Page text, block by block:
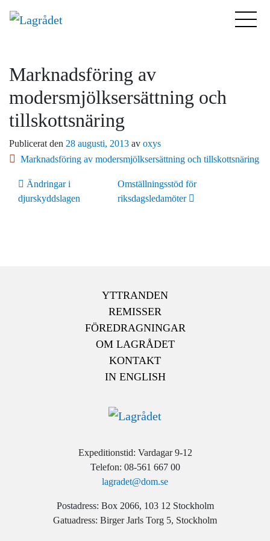
Marknadsföring av
modersmjölksersättning och
tillskottsnäring
Publicerat den 28 augusti, 2013 av oxys
Marknadsföring av modersmjölksersättning och tillskottsnäring
Inläggsnavigering
Ändringar i
djurskyddslagen
Omställningsstöd för
riksdagsledamöter
YTTRANDEN
REMISSER
FÖREDRAGNINGAR
OM LAGRÅDET
KONTAKT
IN ENGLISH
Expeditionstid: Vardagar 9-12
Telefon: 08-561 667 00
lagradet@dom.se
Postadress: Box 2066, 103 12 Stockholm
Gatuadress: Birger Jarls Torg 5, Stockholm